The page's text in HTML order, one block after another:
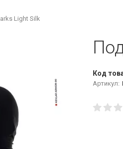
Light Silk
Код
Артикул: